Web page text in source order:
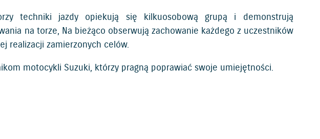
techniki jazdy opiekują się kilkuosobową grupą i demonstrują
na torze, Na bieżąco obserwują zachowanie każdego z uczestników
realizacji zamierzonych celów.
motocykli Suzuki, którzy pragną poprawiać swoje umiejętności.